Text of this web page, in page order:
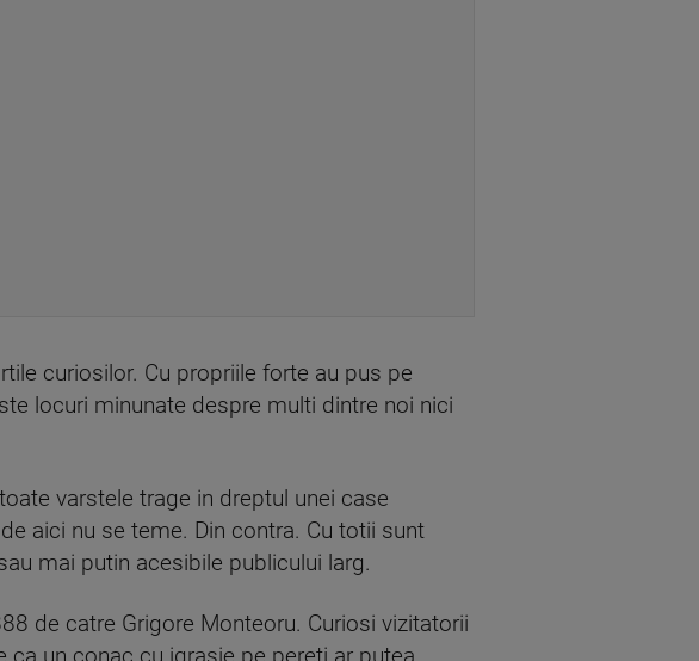
curiosilor. Cu propriile forte au pus pe
locuri minunate despre multi dintre noi nici
varstele trage in dreptul unei case
aici nu se teme. Din contra. Cu totii sunt
mai putin acesibile publicului larg.
de catre Grigore Monteoru. Curiosi vizitatorii